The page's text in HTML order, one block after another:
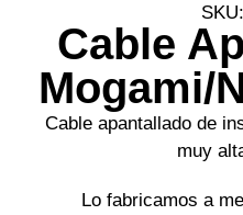
Cable
Mogami/
Cable apantallado de
muy
Lo fabricamos a